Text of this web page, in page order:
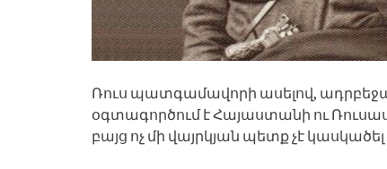
Ռուս պատգամավորի ասելով,
օգտագործում է Հայաստանի ու
բայց ոչ մի վայրկյան պետք չէ